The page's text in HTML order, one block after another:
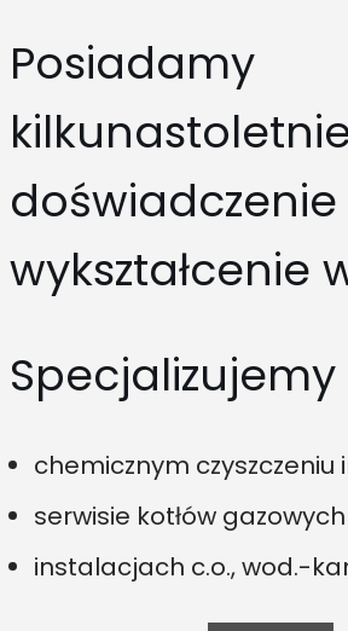
Posiadamy
doświadczenie
wykształcenie
Specjalizujemy
chemicznym czyszczeniu
serwisie kotłów gazowych
instalacjach c.o., wod.-